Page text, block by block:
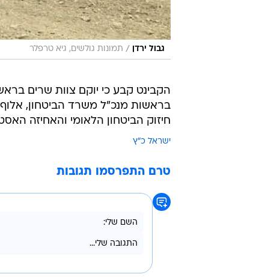
גבול ירדן / תמונות גולשים, גיא טרפלר
הקבינט קבע כי יוקם צוות שרים
בראשות מנכ"ל משרד הביטחון,
חיזוק הביטחון הלאומי והאחיזה
ישראל כ"ץ
טרם התפרסמו תגובות